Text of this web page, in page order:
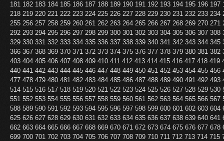
181 182 183 184 185 186 187 188 189 190 191 192 193 194 195 196 197
218 219 220 221 222 223 224 225 226 227 228 229 230 231 232 233 234
255 256 257 258 259 260 261 262 263 264 265 266 267 268 269 270 271
292 293 294 295 296 297 298 299 300 301 302 303 304 305 306 307 308
329 330 331 332 333 334 335 336 337 338 339 340 341 342 343 344 345
366 367 368 369 370 371 372 373 374 375 376 377 378 379 380 381 382
403 404 405 406 407 408 409 410 411 412 413 414 415 416 417 418 419
440 441 442 443 444 445 446 447 448 449 450 451 452 453 454 455 456
477 478 479 480 481 482 483 484 485 486 487 488 489 490 491 492 493
514 515 516 517 518 519 520 521 522 523 524 525 526 527 528 529 530
551 552 553 554 555 556 557 558 559 560 561 562 563 564 565 566 567
588 589 590 591 592 593 594 595 596 597 598 599 600 601 602 603 604
625 626 627 628 629 630 631 632 633 634 635 636 637 638 639 640 641
662 663 664 665 666 667 668 669 670 671 672 673 674 675 676 677 678
699 700 701 702 703 704 705 706 707 708 709 710 711 712 713 714 715